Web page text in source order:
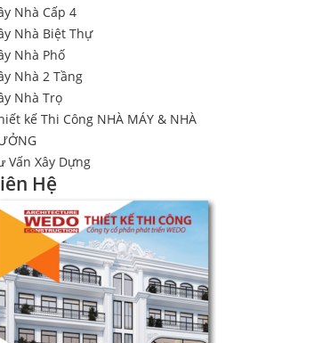
Nhà Cấp 4
Nhà Biệt Thự
Nhà Phố
Nhà 2 Tầng
Nhà Trọ
kế Thi Công NHÀ MÁY & NHÀ
Vấn Xây Dựng
Hệ